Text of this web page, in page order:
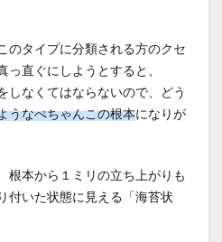
のタイプに分類される方のクセ
直ぐにしようとすると、
しなくてはならないので、どう
うなぺちゃんこの根本になりが
根本から１ミリの立ち上がりも
付いた状態に見える「海苔状